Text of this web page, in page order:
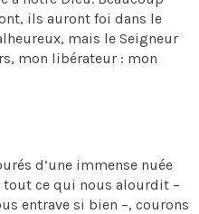
ils auront foi dans le
mais le Seigneur
mon libérateur : mon
d’une immense nuée
tout ce qui nous alourdit –
entrave si bien –, courons